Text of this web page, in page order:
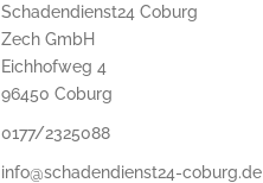
Schadendienst24 Coburg
Zech GmbH
Eichhofweg 4
96450 Coburg
0177/2325088
info@schadendienst24-coburg.de